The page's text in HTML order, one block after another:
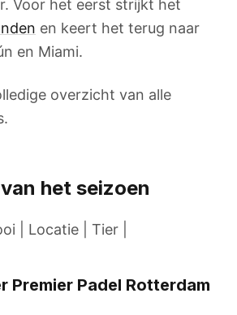
Voor het eerst strijkt het
en keert het terug naar
en Miami.
overzicht van alle
het seizoen
| Locatie | Tier |
Premier Padel Rotterdam